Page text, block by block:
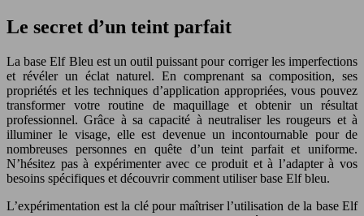
Le secret d’un teint parfait
La base Elf Bleu est un outil puissant pour corriger les imperfections
et révéler un éclat naturel. En comprenant sa composition, ses
propriétés et les techniques d’application appropriées, vous pouvez
transformer votre routine de maquillage et obtenir un résultat
professionnel. Grâce à sa capacité à neutraliser les rougeurs et à
illuminer le visage, elle est devenue un incontournable pour de
nombreuses personnes en quête d’un teint parfait et uniforme.
N’hésitez pas à expérimenter avec ce produit et à l’adapter à vos
besoins spécifiques et découvrir comment utiliser base Elf bleu.
L’expérimentation est la clé pour maîtriser l’utilisation de la base Elf